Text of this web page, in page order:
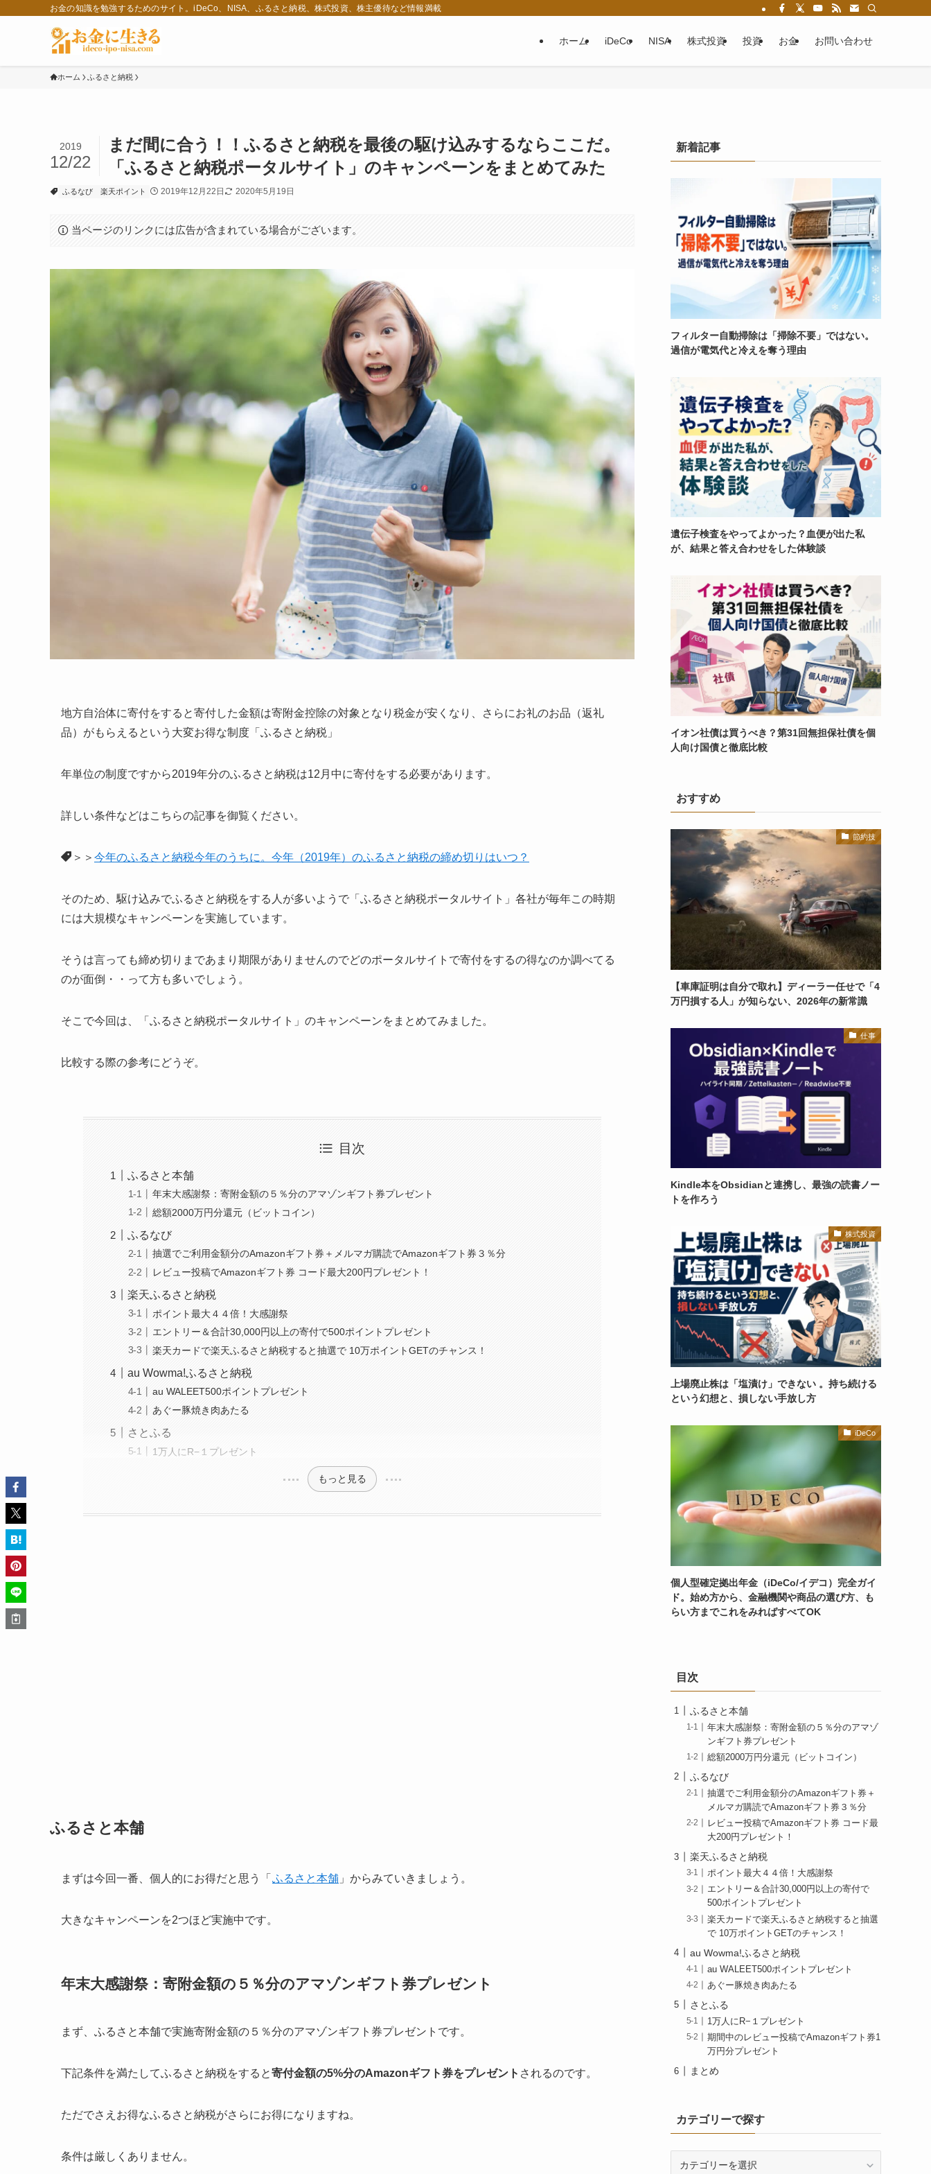
お金の知識を勉強するためのサイト。iDeCo、NISA、ふるさと納税、株式投資、株主優待など情報満載
ホーム iDeCo NISA 株式投資 投資 お金 お問い合わせ
ホーム ふるさと納税
まだ間に合う！！ふるさと納税を最後の駆け込みするならここだ。
「ふるさと納税ポータルサイト」のキャンペーンをまとめてみた
2019
12/22
ふるなび 楽天ポイント 2019年12月22日 2020年5月19日
当ページのリンクには広告が含まれている場合がございます。
地方自治体に寄付をすると寄付した金額は寄附金控除の対象となり税金が安くなり、さらにお礼のお品（返礼
品）がもらえるという大変お得な制度「ふるさと納税」
年単位の制度ですから2019年分のふるさと納税は12月中に寄付をする必要があります。
詳しい条件などはこちらの記事を御覧ください。
＞＞ 今年のふるさと納税今年のうちに。今年（2019年）のふるさと納税の締め切りはいつ？
そのため、駆け込みでふるさと納税をする人が多いようで「ふるさと納税ポータルサイト」各社が毎年この時期
には大規模なキャンペーンを実施しています。
そうは言っても締め切りまであまり期限がありませんのでどのポータルサイトで寄付をするの得なのか調べてる
のが面倒・・って方も多いでしょう。
そこで今回は、「ふるさと納税ポータルサイト」のキャンペーンをまとめてみました。
比較する際の参考にどうぞ。
目次
ふるさと本舗
年末大感謝祭：寄附金額の５％分のアマゾンギフト券プレゼント
総額2000万円分還元（ビットコイン）
ふるなび
抽選でご利用金額分のAmazonギフト券＋メルマガ購読でAmazonギフト券３％分
レビュー投稿でAmazonギフト券 コード最大200円プレゼント！
楽天ふるさと納税
ポイント最大４４倍！大感謝祭
エントリー＆合計30,000円以上の寄付で500ポイントプレゼント
楽天カードで楽天ふるさと納税すると抽選で 10万ポイントGETのチャンス！
au Wowma!ふるさと納税
au WALEET500ポイントプレゼント
あぐー豚焼き肉あたる
さとふる
1万人にR−１プレゼント
もっと見る
ふるさと本舗
まずは今回一番、個人的にお得だと思う「 ふるさと本舗 」からみていきましょう。
大きなキャンペーンを2つほど実施中です。
年末大感謝祭：寄附金額の５％分のアマゾンギフト券プレゼント
まず、ふるさと本舗で実施寄附金額の５％分のアマゾンギフト券プレゼントです。
下記条件を満たしてふるさと納税をすると寄付金額の5%分のAmazonギフト券をプレゼント されるのです。
ただでさえお得なふるさと納税がさらにお得になりますね。
条件は厳しくありません。
新着記事
フィルター自動掃除は「掃除不要」ではない。
過信が電気代と冷えを奪う理由
遺伝子検査をやってよかった？血便が出た私
が、結果と答え合わせをした体験談
イオン社債は買うべき？第31回無担保社債を個
人向け国債と徹底比較
おすすめ
節約技
【車庫証明は自分で取れ】ディーラー任せで「4
万円損する人」が知らない、2026年の新常識
仕事
Kindle本をObsidianと連携し、最強の読書ノー
トを作ろう
株式投資
上場廃止株は「塩漬け」できない 。持ち続ける
という幻想と、損しない手放し方
iDeCo
個人型確定拠出年金（iDeCo/イデコ）完全ガイ
ド。始め方から、金融機関や商品の選び方、も
らい方までこれをみればすべてOK
目次
ふるさと本舗
年末大感謝祭：寄附金額の５％分のアマゾ
ンギフト券プレゼント
総額2000万円分還元（ビットコイン）
ふるなび
抽選でご利用金額分のAmazonギフト券＋
メルマガ購読でAmazonギフト券３％分
レビュー投稿でAmazonギフト券 コード最
大200円プレゼント！
楽天ふるさと納税
ポイント最大４４倍！大感謝祭
エントリー＆合計30,000円以上の寄付で
500ポイントプレゼント
楽天カードで楽天ふるさと納税すると抽選
で 10万ポイントGETのチャンス！
au Wowma!ふるさと納税
au WALEET500ポイントプレゼント
あぐー豚焼き肉あたる
さとふる
1万人にR−１プレゼント
期間中のレビュー投稿でAmazonギフト券1
万円分プレゼント
まとめ
カテゴリーで探す